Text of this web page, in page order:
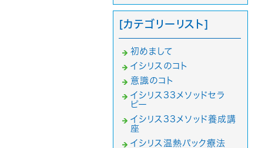
[カテゴリーリスト]
初めまして
イシリスのコト
意識のコト
イシリス33メソッドセラ
ピー
イシリス33メソッド養成講
座
イシリス温熱パック療法